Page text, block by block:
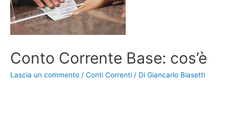
Conto Corrente Base: cos’è
Lascia un commento / Conti Correnti / Di Giancarlo Biasetti